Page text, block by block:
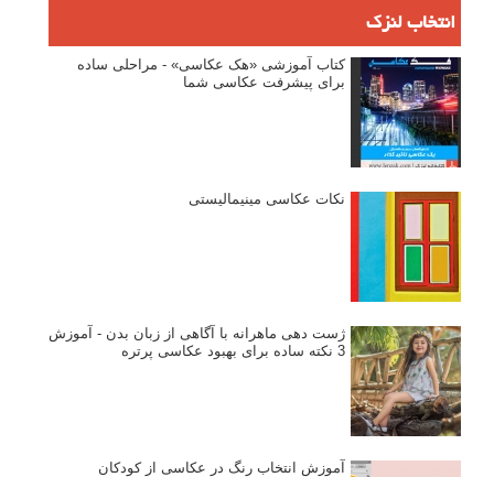
انتخاب لنزک
کتاب آموزشی «هک عکاسی» - مراحلی ساده
برای پیشرفت عکاسی شما
نکات عکاسی مینیمالیستی
ژست دهی ماهرانه با آگاهی از زبان بدن - آموزش
3 نکته ساده برای بهبود عکاسی پرتره
آموزش انتخاب رنگ در عکاسی از کودکان